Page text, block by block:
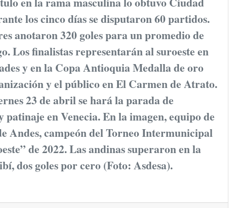
los cinco días se disputaron 60 partidos.
anotaron 320 goles para un promedio de
Los finalistas representarán al suroeste en
y en la Copa Antioquia Medalla de oro
y el público en El Carmen de Atrato.
23 de abril se hará la parada de
patinaje en Venecia.En la imagen, equipo de
Andes, campeón del Torneo Intermunicipal
de 2022. Las andinas superaron en la
dos goles por cero (Foto: Asdesa).